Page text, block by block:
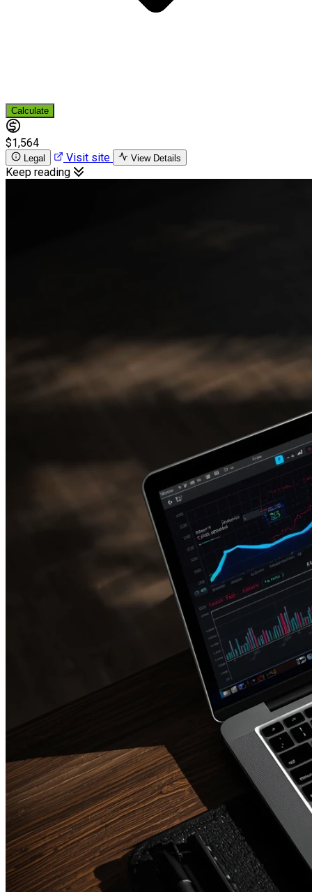
Calculate
$1,564
Legal Visit site View Details
Keep reading